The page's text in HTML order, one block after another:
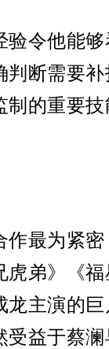
令他能
判断需要
的重要
最为紧
弟》《
龙主演的
益于蔡